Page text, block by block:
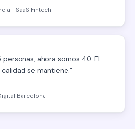
· SaaS Fintech
ahora somos 40. El
se mantiene.”
Barcelona